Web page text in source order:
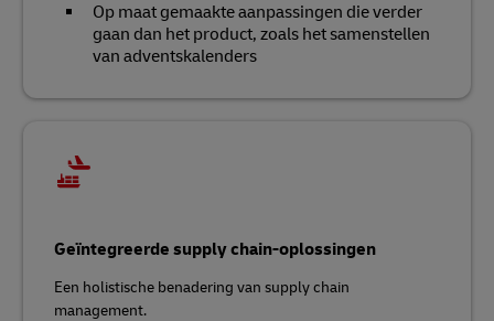
Op maat gemaakte aanpassingen die verder
gaan dan het product, zoals het samenstellen
van adventskalenders
Geïntegreerde supply chain-oplossingen
Een holistische benadering van supply chain
management.